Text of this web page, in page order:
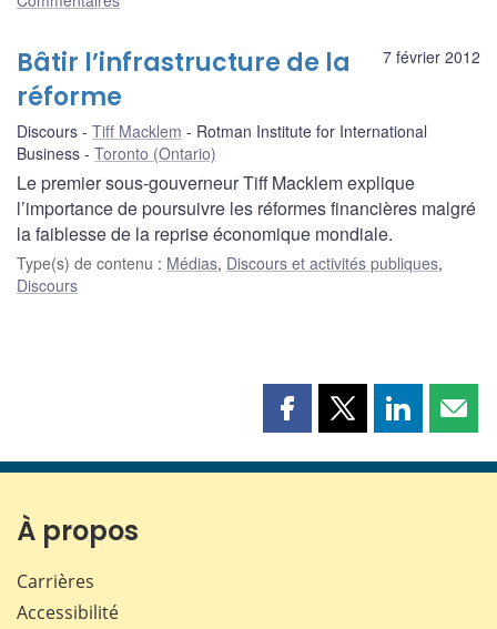
7 février 2012
Bâtir l’infrastructure de la
réforme
Discours Tiff Macklem
Rotman Institute for International
Business
Toronto (Ontario)
Le premier sous-gouverneur Tiff Macklem explique
l’importance de poursuivre les réformes financières malgré
la faiblesse de la reprise économique mondiale.
Type(s) de contenu : Médias, Discours et activités publiques,
Discours
Partager
page
Partager
page
Partager
page page
À propos
Carrières
Accessibilité